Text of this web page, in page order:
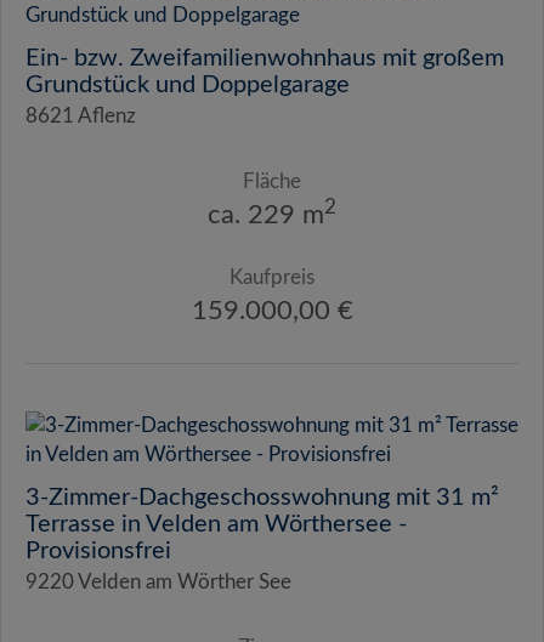
Ein- bzw. Zweifamilienwohnhaus mit großem
Grundstück und Doppelgarage
8621 Aflenz
Fläche
ca. 229 m2
Kaufpreis
159.000,00 €
3-Zimmer-Dachgeschosswohnung mit 31 m²
Terrasse in Velden am Wörthersee -
Provisionsfrei
9220 Velden am Wörther See